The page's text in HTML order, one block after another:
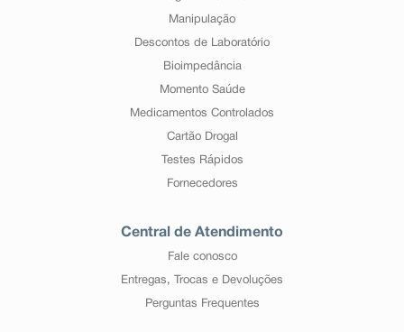
Manipulação
Descontos de Laboratório
Bioimpedância
Momento Saúde
Medicamentos Controlados
Cartão Drogal
Testes Rápidos
Fornecedores
Central de Atendimento
Fale conosco
Entregas, Trocas e Devoluções
Perguntas Frequentes